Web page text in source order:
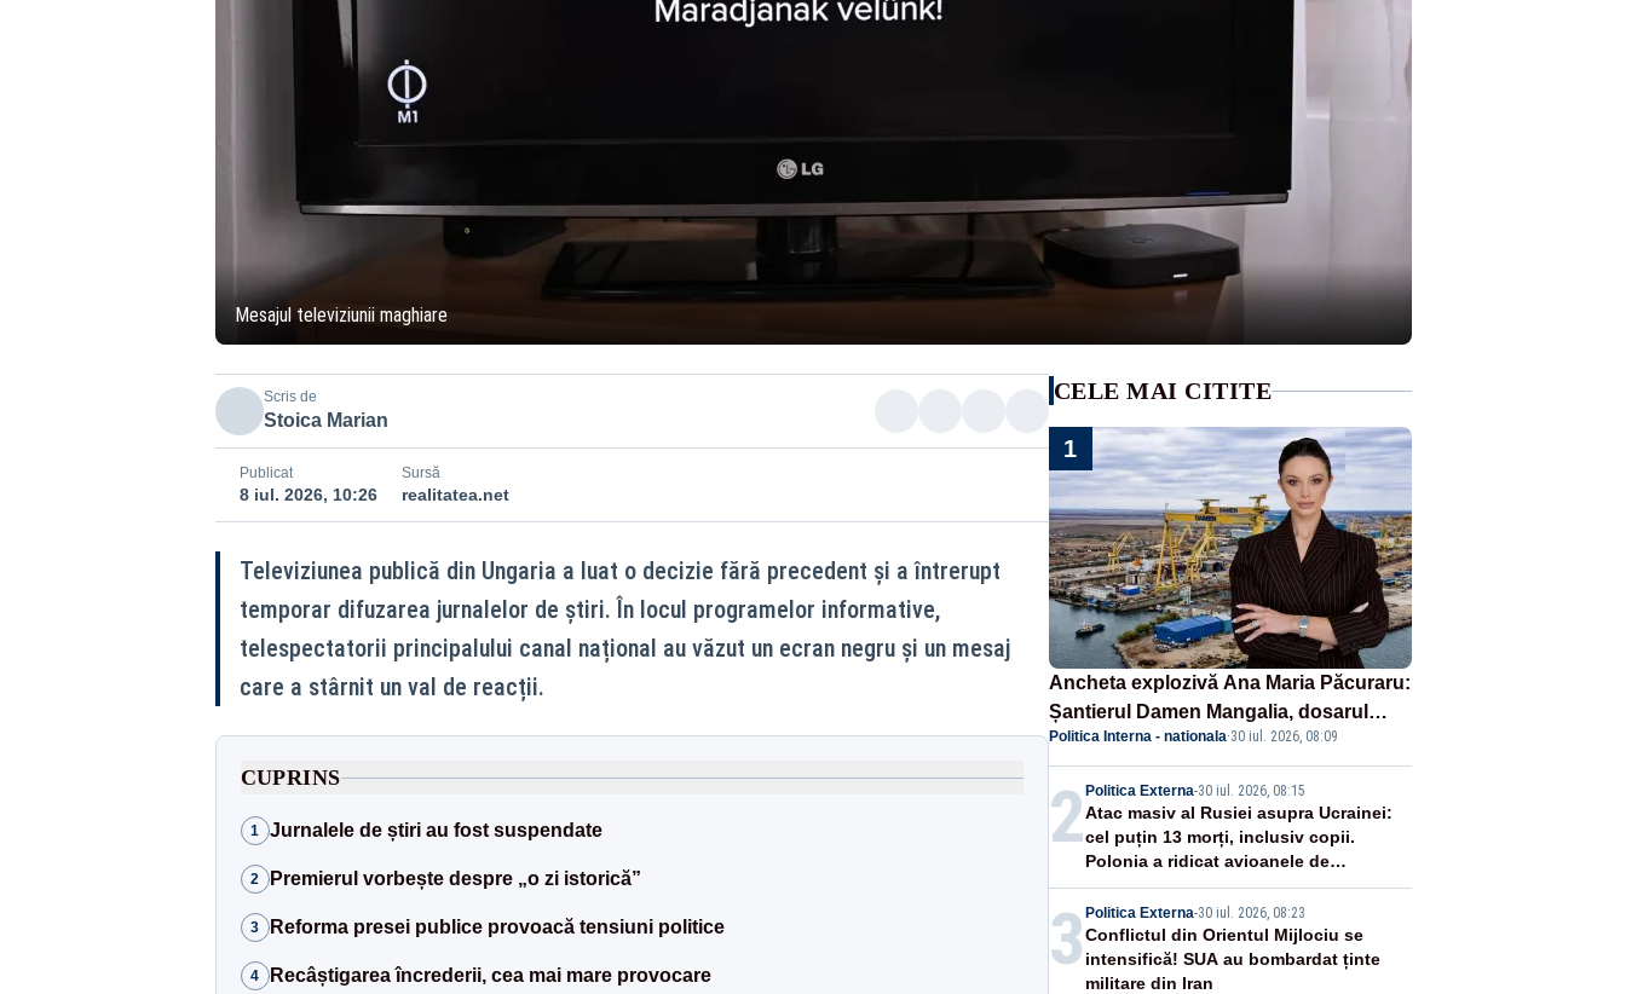
Mesajul televiziunii maghiare
Scris de
Stoica Marian
Publicat
8 iul. 2026, 10:26
Sursă
realitatea.net
Televiziunea publică din Ungaria a luat o decizie fără precedent și a întrerupt
temporar difuzarea jurnalelor de știri. În locul programelor informative,
telespectatorii principalului canal național au văzut un ecran negru și un mesaj
care a stârnit un val de reacții.
CUPRINS
1 Jurnalele de știri au fost suspendate
2 Premierul vorbește despre „o zi istorică”
3 Reforma presei publice provoacă tensiuni politice
4 Recâștigarea încrederii, cea mai mare provocare
CELE MAI CITITE
1
Ancheta explozivă Ana Maria Păcuraru:
Șantierul Damen Mangalia, dosarul
care scufundă apărarea României
Politica Interna - nationala·30 iul. 2026, 08:09
2 Politica Externa-30 iul. 2026, 08:15
Atac masiv al Rusiei asupra Ucrainei:
cel puțin 13 morți, inclusiv copii.
Polonia a ridicat avioanele de
vânătoare
3 Politica Externa-30 iul. 2026, 08:23
Conflictul din Orientul Mijlociu se
intensifică! SUA au bombardat ținte
militare din Iran